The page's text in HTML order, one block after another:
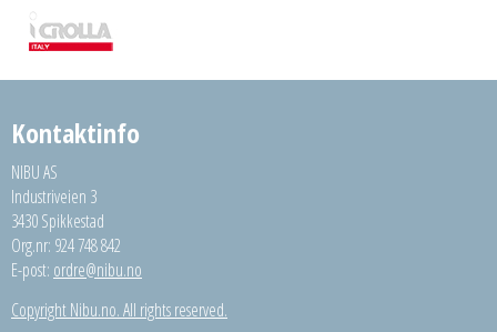
Kontaktinfo
NIBU AS
Industriveien 3
3430 Spikkestad
Org.nr: 924 748 842
E-post: ordre@nibu.no
Copyright Nibu.no. All rights reserved.